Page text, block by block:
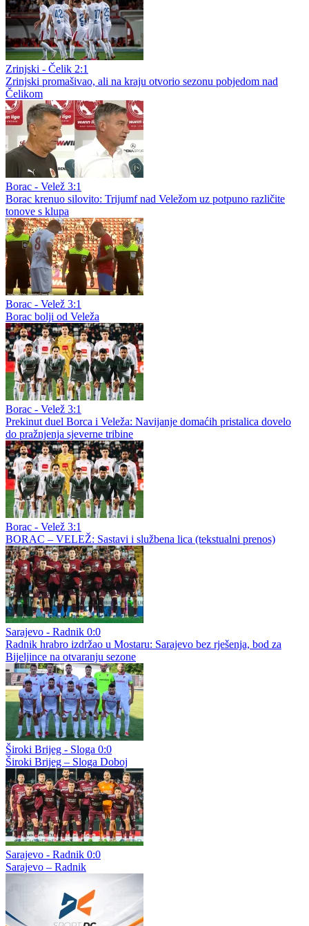
Zrinjski - Čelik 2:1
Zrinjski promašivao, ali na kraju otvorio sezonu pobjedom nad
Čelikom
Borac - Velež 3:1
Borac krenuo silovito: Trijumf nad Veležom uz potpuno različite
tonove s klupa
Borac - Velež 3:1
Borac bolji od Veleža
Borac - Velež 3:1
Prekinut duel Borca i Veleža: Navijanje domaćih pristalica dovelo
do pražnjenja sjeverne tribine
Borac - Velež 3:1
BORAC – VELEŽ: Sastavi i službena lica (tekstualni prenos)
Sarajevo - Radnik 0:0
Radnik hrabro izdržao u Mostaru: Sarajevo bez rješenja, bod za
Bijeljince na otvaranju sezone
Široki Brijeg - Sloga 0:0
Široki Brijeg – Sloga Doboj
Sarajevo - Radnik 0:0
Sarajevo – Radnik